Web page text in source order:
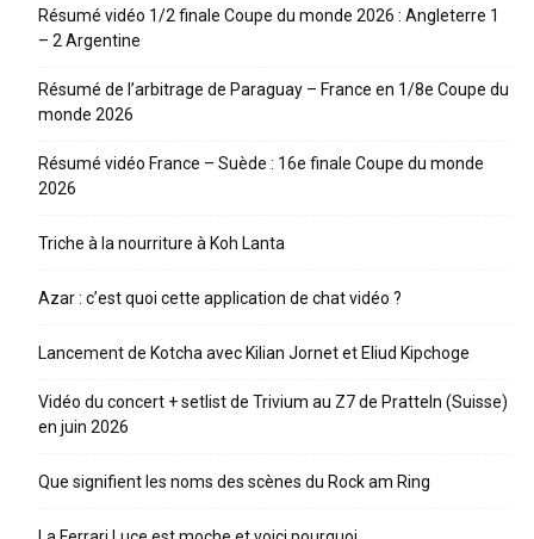
Résumé vidéo 1/2 finale Coupe du monde 2026 : Angleterre 1
– 2 Argentine
Résumé de l’arbitrage de Paraguay – France en 1/8e Coupe du
monde 2026
Résumé vidéo France – Suède : 16e finale Coupe du monde
2026
Triche à la nourriture à Koh Lanta
Azar : c’est quoi cette application de chat vidéo ?
Lancement de Kotcha avec Kilian Jornet et Eliud Kipchoge
Vidéo du concert + setlist de Trivium au Z7 de Pratteln (Suisse)
en juin 2026
Que signifient les noms des scènes du Rock am Ring